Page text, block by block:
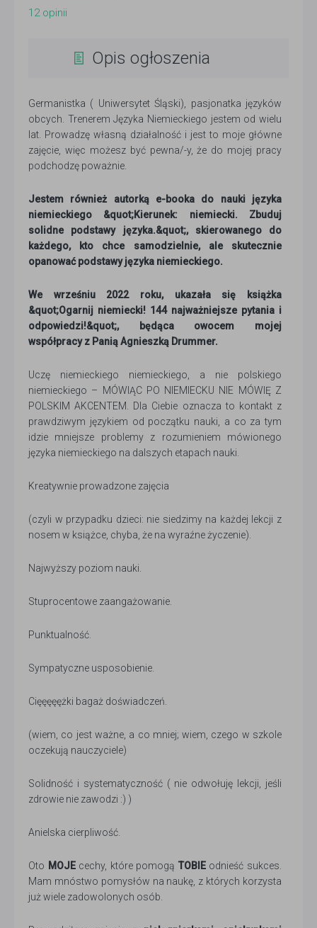
12opinii
Opis ogłoszenia
Germanistka ( Uniwersytet Śląski), pasjonatka języków
obcych. Trenerem Języka Niemieckiego jestem od wielu
lat. Prowadzę własną działalność i jest to moje główne
zajęcie, więc możesz być pewna/-y, że do mojej pracy
podchodzę poważnie.
Jestem również autorką e-booka do nauki języka
niemieckiego &quot;Kierunek: niemiecki. Zbuduj
solidne podstawy języka.&quot;, skierowanego do
każdego, kto chce samodzielnie, ale skutecznie
opanować podstawy języka niemieckiego.
We wrześniu 2022 roku, ukazała się książka
&quot;Ogarnij niemiecki! 144 najważniejsze pytania i
odpowiedzi!&quot;, będąca owocem mojej
współpracy z Panią Agnieszką Drummer.
Uczę niemieckiego niemieckiego, a nie polskiego
niemieckiego – MÓWIĄC PO NIEMIECKU NIE MÓWIĘ Z
POLSKIM AKCENTEM. Dla Ciebie oznacza to kontakt z
prawdziwym językiem od początku nauki, a co za tym
idzie mniejsze problemy z rozumieniem mówionego
języka niemieckiego na dalszych etapach nauki.
Kreatywnie prowadzone zajęcia
(czyli w przypadku dzieci: nie siedzimy na każdej lekcji z
nosem w książce, chyba, że na wyraźne życzenie).
Najwyższy poziom nauki.
Stuprocentowe zaangażowanie.
Punktualność.
Sympatyczne usposobienie.
Cięęęęężki bagaż doświadczeń.
(wiem, co jest ważne, a co mniej; wiem, czego w szkole
oczekują nauczyciele)
Solidność i systematyczność ( nie odwołuję lekcji, jeśli
zdrowie nie zawodzi :) )
Anielska cierpliwość.
Oto MOJEcechy, które pomogą TOBIEodnieść sukces.
Mam mnóstwo pomysłów na naukę, z których korzysta
już wiele zadowolonych osób.